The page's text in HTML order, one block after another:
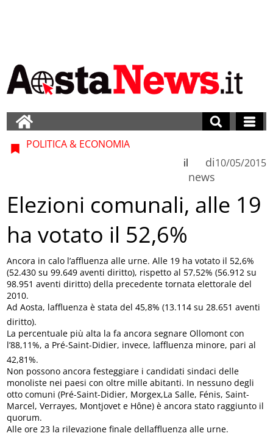
POLITICA & ECONOMIA
di
news
il 10/05/2015
Elezioni comunali, alle 19
ha votato il 52,6%
Ancora in calo l’affluenza alle urne. Alle 19 ha votato il 52,6%
(52.430 su 99.649 aventi diritto), rispetto al 57,52% (56.912 su
98.951 aventi diritto) della precedente tornata elettorale del
2010.
Ad Aosta, laffluenza è stata del 45,8% (13.114 su 28.651 aventi
diritto).
La percentuale più alta la fa ancora segnare Ollomont con
l’88,11%, a Pré-Saint-Didier, invece, laffluenza minore, pari al
42,81%.
Non possono ancora festeggiare i candidati sindaci delle
monoliste nei paesi con oltre mille abitanti. In nessuno degli
otto comuni (Pré-Saint-Didier, Morgex,La Salle, Fénis, Saint-
Marcel, Verrayes, Montjovet e Hône) è ancora stato raggiunto il
quorum.
Alle ore 23 la rilevazione finale dellaffluenza alle urne.